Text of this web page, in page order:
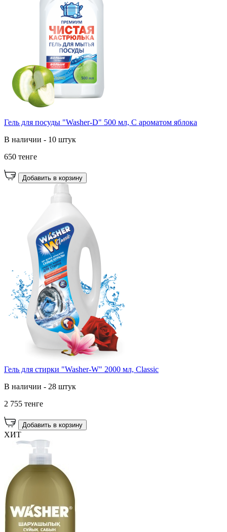
Гель для посуды "Washer-D" 500 мл, С ароматом яблока
В наличии - 10 штук
650 тенге
Добавить в корзину
Гель для стирки "Washer-W" 2000 мл, Classic
В наличии - 28 штук
2 755 тенге
Добавить в корзину
ХИТ